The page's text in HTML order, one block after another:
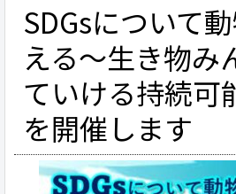
SDGsについて
える～生き物み
ていける持続可
を開催します